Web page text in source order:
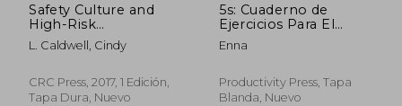
Safety Culture and
High-Risk
Environments: A
Leadership
Inglés)
L. Caldwell, Cindy
CRC Press, 2017, 1 Edición,
Tapa Dura, Nuevo
5s: Cuaderno de
Ejercicios Para El
Participante (en
Inglés)
Enna
Productivity Press, Tapa
Blanda, Nuevo